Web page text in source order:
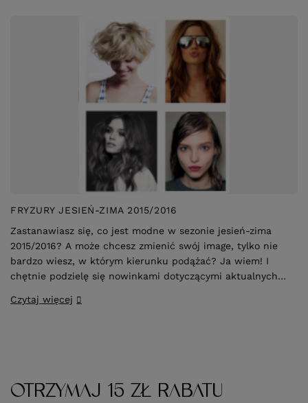
FRYZURY JESIEŃ-ZIMA 2015/2016
Zastanawiasz się, co jest modne w sezonie jesień-zima
2015/2016? A może chcesz zmienić swój image, tylko nie
bardzo wiesz, w którym kierunku podążać? Ja wiem! I
chętnie podzielę się nowinkami dotyczącymi aktualnych
Czytaj więcej
OTRZYMAJ 15 ZŁ RABATU